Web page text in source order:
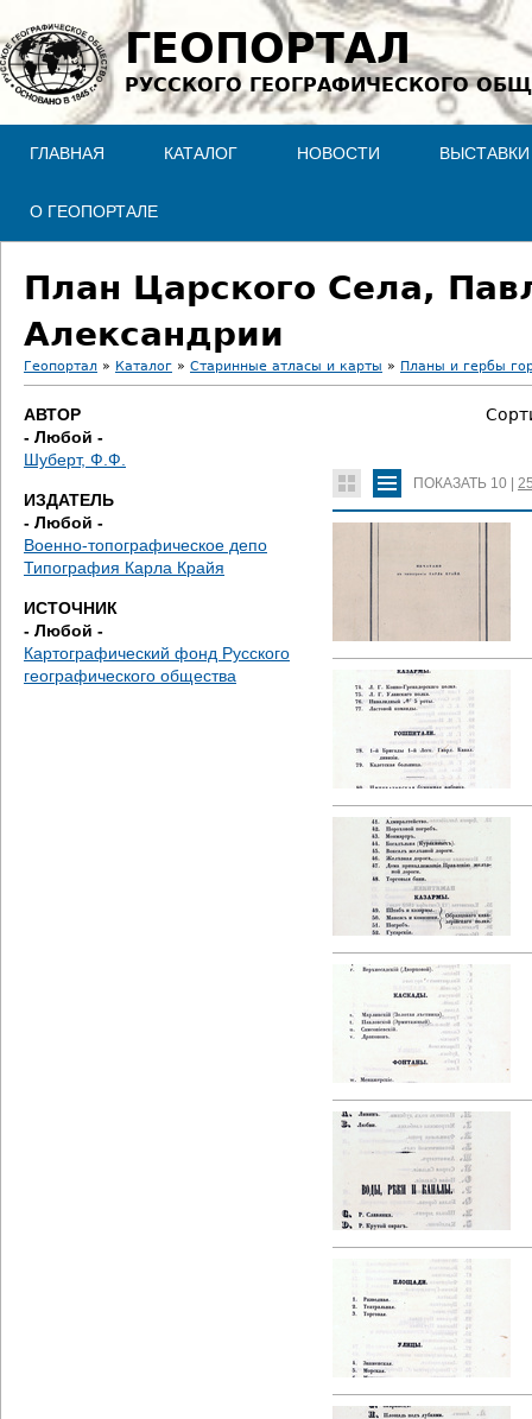
Jump to navigation
ГЕОПОРТАЛ
РУССКОГО ГЕОГРАФИЧЕСКОГО
ГЛАВНАЯ КАТАЛОГ НОВОСТИ ВЫСТАВКИ
О ГЕОПОРТАЛЕ
План Царского Села,
Александрии
В
ы
з
д
с
ь
Геопортал » Каталог » Старинные атласы и карты » Планы и гербы
АВТОР
- Любой -
Шуберт, Ф.Ф.
ИЗДАТЕЛЬ
- Любой -
Военно-топографическое депо
Типография Карла Крайя
ИСТОЧНИК
- Любой -
Картографический фонд Русского
географического общества
ПОКАЗАТЬ 10